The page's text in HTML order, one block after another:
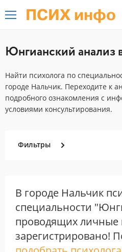
ПСИХ инфо
Юнгианский анализ
Найти психолога по
городе Нальчик. Переходите к
подробного ознакомления с
условиями консультирования.
Фильтры
В городе Нальчик
специальности
проводящих личные
зарегистрировано!